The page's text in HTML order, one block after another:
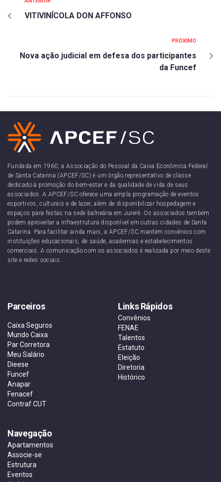
VITIVINÍCOLA DON AFFONSO
PRÓXIMO
Nova ação judicial em defesa dos participantes
da Funcef
Fundada em 1960, a Associação do Pessoal da Caixa Econômica Federal
de Santa Catarina (APCEF/SC) é um órgão representativo de classe
dedicado à promoção do bem-estar e da qualidade de vida de seus
associados. A APCEF/SC oferece uma ampla programação de eventos
esportivos, culturais e de lazer, além de disponibilizar hospedagem e
espaços para festas na sede balneária em Jurerê. Os associados também
podem aproveitar a infraestrutura disponível em outras cidades de Santa
Catarina. Para facilitar ainda mais, a APCEF/SC mantém convênios com
instituições educacionais, de saúde, academias e estabelecimentos
comerciais. A comunicação com os associados é realizada por meio deste
site e redes sociais.
Parceiros
Caixa Seguros
Mundo Caixa
Par Corretora
Meu Salário
Dieese
Funcef
Anapar
Fenacef
Contraf CUT
Links Rápidos
Convênios
FENAE
Talentos
Estatuto
Eleição
Diretoria
Histórico
Navegação
Apartamentos
Associe-se
Estrutura
Eventos